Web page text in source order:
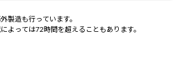
製造も行っています。
よっては72時間を超えることもあります。